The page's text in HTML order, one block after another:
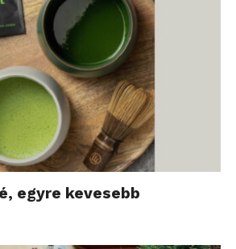
egyre kevesebb